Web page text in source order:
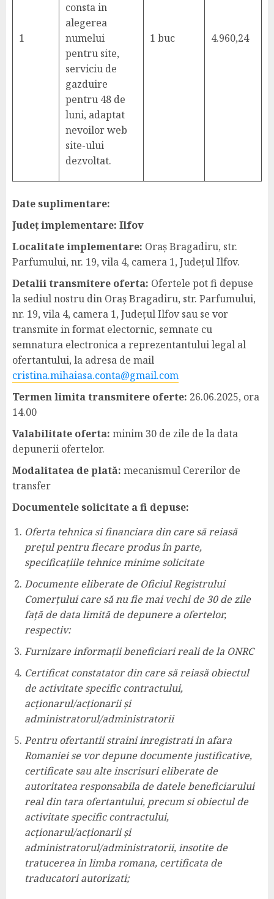
1
consta in
alegerea
numelui
pentru site,
serviciu de
gazduire
pentru 48 de
luni, adaptat
nevoilor web
site-ului
dezvoltat.
1 buc 4.960,24
Date suplimentare:
Județ implementare: Ilfov
Localitate implementare: Oraș Bragadiru, str.
Parfumului, nr. 19, vila 4, camera 1, Județul Ilfov.
Detalii transmitere oferta: Ofertele pot fi depuse
la sediul nostru din Oraș Bragadiru, str. Parfumului,
nr. 19, vila 4, camera 1, Județul Ilfov sau se vor
transmite in format electornic, semnate cu
semnatura electronica a reprezentantului legal al
ofertantului, la adresa de mail
cristina.mihaiasa.conta@gmail.com
Termen limita transmitere oferte: 26.06.2025, ora
14.00
Valabilitate oferta: minim 30 de zile de la data
depunerii ofertelor.
Modalitatea de plată: mecanismul Cererilor de
transfer
Documentele solicitate a fi depuse:
Oferta tehnica si financiara din care să reiasă
prețul pentru fiecare produs în parte,
specificațiile tehnice minime solicitate
Documente eliberate de Oficiul Registrului
Comerțului care să nu fie mai vechi de 30 de zile
față de data limită de depunere a ofertelor,
respectiv:
Furnizare informații beneficiari reali de la ONRC
Certificat constatator din care să reiasă obiectul
de activitate specific contractului,
acționarul/acționarii și
administratorul/administratorii
Pentru ofertantii straini inregistrati in afara
Romaniei se vor depune documente justificative,
certificate sau alte inscrisuri eliberate de
autoritatea responsabila de datele beneficiarului
real din tara ofertantului, precum si obiectul de
activitate specific contractului,
acționarul/acționarii și
administratorul/administratorii, insotite de
tratucerea in limba romana, certificata de
traducatori autorizati;